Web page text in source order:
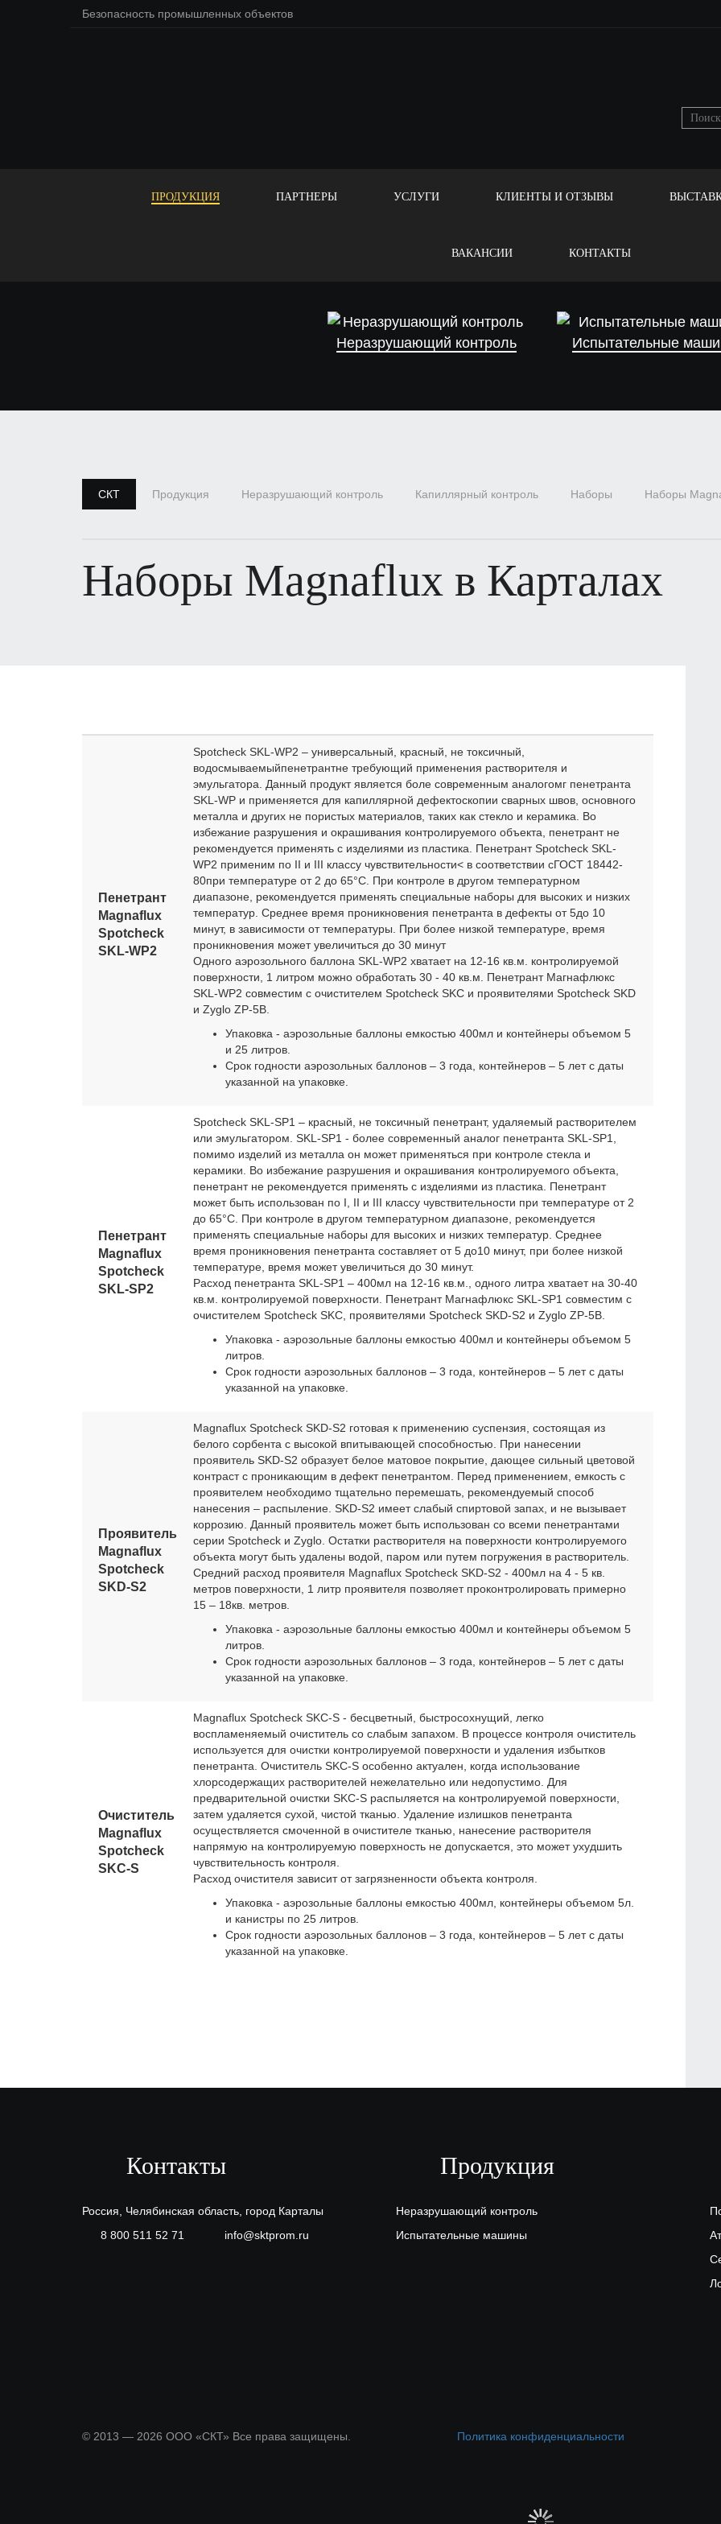
Безопасность промышленных объектов
ПРОДУКЦИЯ ПАРТНЕРЫ УСЛУГИ КЛИЕНТЫ И ОТЗЫВЫ
ВАКАНСИИ КОНТАКТЫ
Неразрушающий контроль Испытательные
СКТ Продукция Неразрушающий контроль Капиллярный контроль Наборы Наборы
Наборы Magnaflux в Карталах
Пенетрант
Magnaflux
Spotcheсk
SKL-WP2
Spotcheck SKL-WP2 – универсальный, красный, не токсичный,
водосмываемыйпенетрантне требующий применения растворителя и
эмульгатора. Данный продукт является боле современным аналогомг пенетранта
SKL-WP и применяется для капиллярной дефектоскопии сварных швов, основного
металла и других не пористых материалов, таких как стекло и керамика. Во
избежание разрушения и окрашивания контролируемого объекта, пенетрант не
рекомендуется применять с изделиями из пластика. Пенетрант Spotcheck SKL-
WP2 применим по II и III классу чувствительности< в соответствии сГОСТ 18442-
80при температуре от 2 до 65°C. При контроле в другом температурном
диапазоне, рекомендуется применять специальные наборы для высоких и низких
температур. Среднее время проникновения пенетранта в дефекты от 5до 10
минут, в зависимости от температуры. При более низкой температуре, время
проникновения может увеличиться до 30 минут
Одного аэрозольного баллона SKL-WP2 хватает на 12-16 кв.м. контролируемой
поверхности, 1 литром можно обработать 30 - 40 кв.м. Пенетрант Магнафлюкс
SKL-WP2 совместим с очистителем Spotcheck SKC и проявителями Spotcheck SKD
и Zyglo ZP-5B.
Упаковка - аэрозольные баллоны емкостью 400мл и контейнеры объемом 5
и 25 литров.
Срок годности аэрозольных баллонов – 3 года, контейнеров – 5 лет с даты
указанной на упаковке.
Пенетрант
Magnaflux
Spotcheсk
SKL-SP2
Spotcheck SKL-SP1 – красный, не токсичный пенетрант, удаляемый растворителем
или эмульгатором. SKL-SP1 - более современный аналог пенетранта SKL-SP1,
помимо изделий из металла он может применяться при контроле стекла и
керамики. Во избежание разрушения и окрашивания контролируемого объекта,
пенетрант не рекомендуется применять с изделиями из пластика. Пенетрант
может быть использован по I, II и III классу чувствительности при температуре от 2
до 65°C. При контроле в другом температурном диапазоне, рекомендуется
применять специальные наборы для высоких и низких температур. Среднее
время проникновения пенетранта составляет от 5 до10 минут, при более низкой
температуре, время может увеличиться до 30 минут.
Расход пенетранта SKL-SP1 – 400мл на 12-16 кв.м., одного литра хватает на 30-40
кв.м. контролируемой поверхности. Пенетрант Магнафлюкс SKL-SP1 совместим с
очистителем Spotcheck SKC, проявителями Spotcheck SKD-S2 и Zyglo ZP-5B.
Упаковка - аэрозольные баллоны емкостью 400мл и контейнеры объемом 5
литров.
Срок годности аэрозольных баллонов – 3 года, контейнеров – 5 лет с даты
указанной на упаковке.
Проявитель
Magnaflux
Spotcheсk
SKD-S2
Magnaflux Spotcheck SKD-S2 готовая к применению суспензия, состоящая из
белого сорбента с высокой впитывающей способностью. При нанесении
проявитель SKD-S2 образует белое матовое покрытие, дающее сильный цветовой
контраст с проникающим в дефект пенетрантом. Перед применением, емкость с
проявителем необходимо тщательно перемешать, рекомендуемый способ
нанесения – распыление. SKD-S2 имеет слабый спиртовой запах, и не вызывает
коррозию. Данный проявитель может быть использован со всеми пенетрантами
серии Spotcheck и Zyglo. Остатки растворителя на поверхности контролируемого
объекта могут быть удалены водой, паром или путем погружения в растворитель.
Средний расход проявителя Magnaflux Spotcheck SKD-S2 - 400мл на 4 - 5 кв.
метров поверхности, 1 литр проявителя позволяет проконтролировать примерно
15 – 18кв. метров.
Упаковка - аэрозольные баллоны емкостью 400мл и контейнеры объемом 5
литров.
Срок годности аэрозольных баллонов – 3 года, контейнеров – 5 лет с даты
указанной на упаковке.
Очиститель
Magnaflux
Spotcheсk
SKC-S
Magnaflux Spotcheck SKC-S - бесцветный, быстросохнущий, легко
воспламеняемый очиститель со слабым запахом. В процессе контроля очиститель
используется для очистки контролируемой поверхности и удаления избытков
пенетранта. Очиститель SKC-S особенно актуален, когда использование
хлорсодержащих растворителей нежелательно или недопустимо. Для
предварительной очистки SKC-S распыляется на контролируемой поверхности,
затем удаляется сухой, чистой тканью. Удаление излишков пенетранта
осуществляется смоченной в очистителе тканью, нанесение растворителя
напрямую на контролируемую поверхность не допускается, это может ухудшить
чувствительность контроля.
Расход очистителя зависит от загрязненности объекта контроля.
Упаковка - аэрозольные баллоны емкостью 400мл, контейнеры объемом 5л.
и канистры по 25 литров.
Срок годности аэрозольных баллонов – 3 года, контейнеров – 5 лет с даты
указанной на упаковке.
Контакты
Россия, Челябинская область, город Карталы
8 800 511 52 71
info@sktprom.ru
Продукция
Неразрушающий контроль
Испытательные машины
© 2013 — 2026 ООО «СКТ» Все права защищены. Политика конфиденциальности